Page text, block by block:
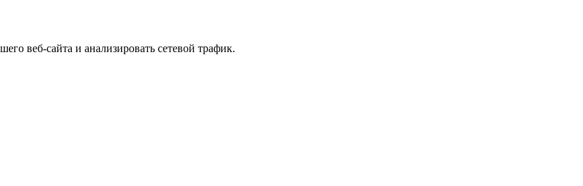
веб-сайта и анализировать сетевой трафик.